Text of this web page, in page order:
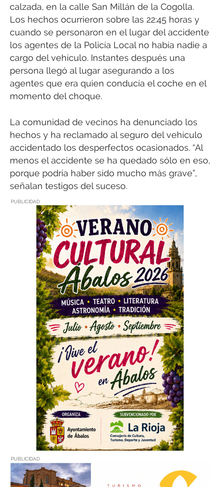
calzada, en la calle San Millán de la Cogolla.
Los hechos ocurrieron sobre las 22:45 horas y
cuando se personaron en el lugar del accidente
los agentes de la Policía Local no había nadie a
cargo del vehículo. Instantes después una
persona llegó al lugar asegurando a los
agentes que era quien conducía el coche en el
momento del choque.
La comunidad de vecinos ha denunciado los
hechos y ha reclamado al seguro del vehículo
accidentado los desperfectos ocasionados. “Al
menos el accidente se ha quedado sólo en eso,
porque podría haber sido mucho más grave”,
señalan testigos del suceso.
PUBLICIDAD
PUBLICIDAD